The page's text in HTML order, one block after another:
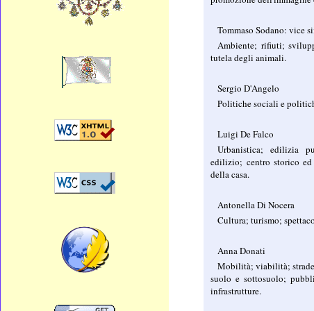
Tommaso Sodano: vice
Ambiente; rifiuti;
tutela degli animali.
Sergio D'Angelo
Politiche sociali e
Luigi De Falco
Urbanistica; edilizia
edilizio; centro storico
della casa.
Antonella Di Nocera
Cultura; turismo;
Anna Donati
Mobilità; viabilità;
suolo e sottosuolo;
infrastrutture.